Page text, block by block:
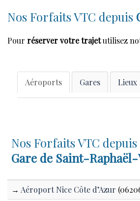
Nos Forfaits VTC depuis
Pour réserver votre trajetutilisez
Aéroports Gares Lieux
Nos Forfaits VTC depuis
Gare de Saint-
→ Aéroport Nice Côte d’Azur